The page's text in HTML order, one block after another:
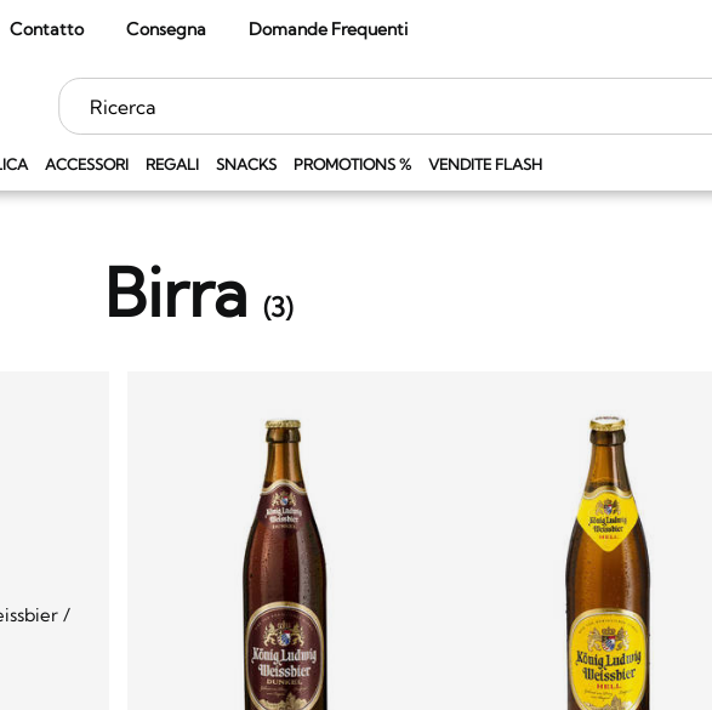
Contatto Consegna Domande Frequenti
ACCESSORI REGALI SNACKS PROMOTIONS % VENDITE FLASH
Parole
chiave
Birra (3)
/